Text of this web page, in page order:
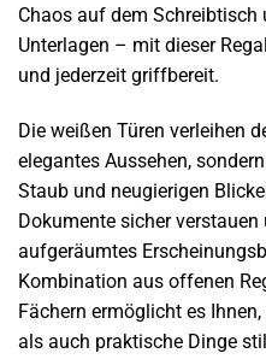
Chaos auf dem
Unterlagen – mit dieser
und jederzeit griffbereit.
Die weißen Türen verleihen
elegantes Aussehen,
Staub und neugierigen
Dokumente sicher
aufgeräumtes
Kombination aus offenen
Fächern ermöglicht es
als auch praktische Dinge